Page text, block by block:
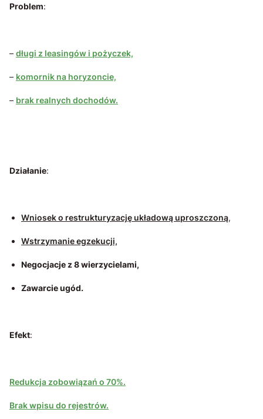
Problem:
– długi z leasingów i pożyczek,
– komornik na horyzoncie,
– brak realnych dochodów.
Działanie:
Wniosek o restrukturyzację układową uproszczoną,
Wstrzymanie egzekucji,
Negocjacje z 8 wierzycielami,
Zawarcie ugód.
Efekt:
Redukcja zobowiązań o 70%.
Brak wpisu do rejestrów.